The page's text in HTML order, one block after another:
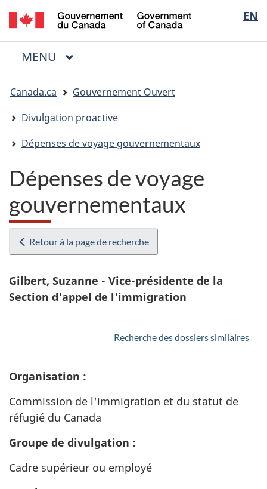
Passer
au
contenu
Passer
à
« Au
Passer
à
la
EN
of
Menu
MENU PRINCIPAL
êtes
ici
Canada.ca
Gouvernement Ouvert
Divulgation proactive
Dépenses de voyage gouvernementaux
Dépenses de voyage
gouvernementaux
Retour à la page de recherche
Gilbert, Suzanne - Vice-présidente de la
Section d'appel de l'immigration
Recherche des dossiers similaires
Organisation :
Commission de l'immigration et du statut de
réfugié du Canada
Groupe de divulgation :
Cadre supérieur ou employé